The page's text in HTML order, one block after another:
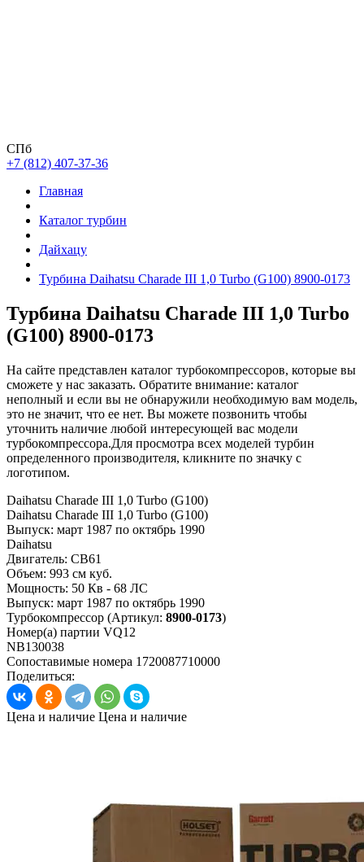
СПб
+7 (812) 407-37-36
Главная
Каталог турбин
Дайхацу
Турбина Daihatsu Charade III 1,0 Turbo (G100) 8900-0173
Турбина Daihatsu Charade III 1,0 Turbo
(G100) 8900-0173
На сайте представлен каталог турбокомпрессоров, которые вы
сможете у нас заказать. Обратите внимание: каталог
неполный и если вы не обнаружили необходимую вам модель,
это не значит, что ее нет. Вы можете позвонить чтобы
уточнить наличие любой интересующей вас модели
турбокомпрессора.Для просмотра всех моделей турбин
определенного производителя, кликните по значку с
логотипом.
Daihatsu Charade III 1,0 Turbo (G100)
Daihatsu Charade III 1,0 Turbo (G100)
Выпуск: март 1987 по октябрь 1990
Daihatsu
Двигатель: CB61
Объем: 993 см куб.
Мощность: 50 Кв - 68 ЛС
Выпуск: март 1987 по октябрь 1990
Турбокомпрессор (Артикул: 8900-0173)
Номер(а) партии VQ12
NB130038
Сопоставимые номера 1720087710000
Поделиться:
Цена и наличие Цена и наличие